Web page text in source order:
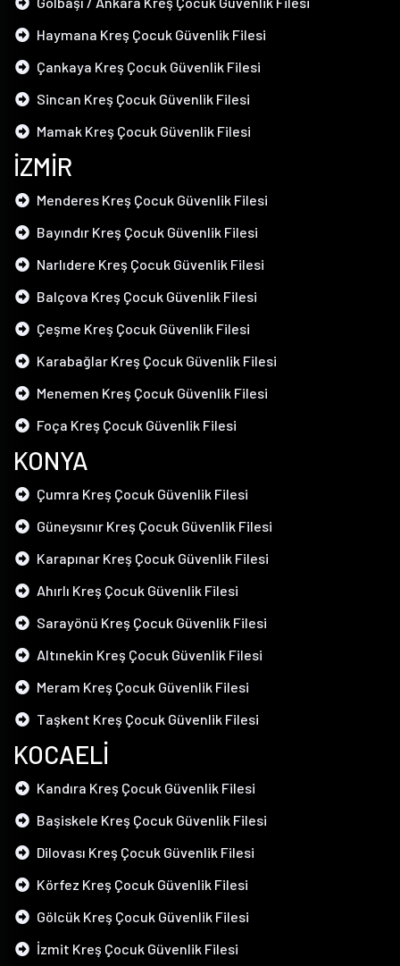
Haymana Kreş Çocuk Güvenlik Filesi
Çankaya Kreş Çocuk Güvenlik Filesi
Sincan Kreş Çocuk Güvenlik Filesi
Mamak Kreş Çocuk Güvenlik Filesi
İZMİR
Menderes Kreş Çocuk Güvenlik Filesi
Bayındır Kreş Çocuk Güvenlik Filesi
Narlıdere Kreş Çocuk Güvenlik Filesi
Balçova Kreş Çocuk Güvenlik Filesi
Çeşme Kreş Çocuk Güvenlik Filesi
Karabağlar Kreş Çocuk Güvenlik Filesi
Menemen Kreş Çocuk Güvenlik Filesi
Foça Kreş Çocuk Güvenlik Filesi
KONYA
Çumra Kreş Çocuk Güvenlik Filesi
Güneysınır Kreş Çocuk Güvenlik Filesi
Karapınar Kreş Çocuk Güvenlik Filesi
Ahırlı Kreş Çocuk Güvenlik Filesi
Sarayönü Kreş Çocuk Güvenlik Filesi
Altınekin Kreş Çocuk Güvenlik Filesi
Meram Kreş Çocuk Güvenlik Filesi
Taşkent Kreş Çocuk Güvenlik Filesi
KOCAELİ
Kandıra Kreş Çocuk Güvenlik Filesi
Başiskele Kreş Çocuk Güvenlik Filesi
Dilovası Kreş Çocuk Güvenlik Filesi
Körfez Kreş Çocuk Güvenlik Filesi
Gölcük Kreş Çocuk Güvenlik Filesi
İzmit Kreş Çocuk Güvenlik Filesi